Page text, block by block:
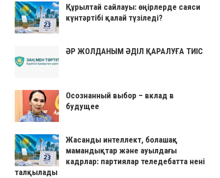
Құрылтай сайлауы: өңірлерде саяси
күнтәртібі қалай түзіледі?
ӘР ЖОЛДАНЫМ ӘДІЛ ҚАРАЛУҒА ТИІС
Осознанный выбор – вклад в
будущее
Жасанды интеллект, болашақ
мамандықтар және ауылдағы
кадрлар: партиялар теледебатта нені
талқылады